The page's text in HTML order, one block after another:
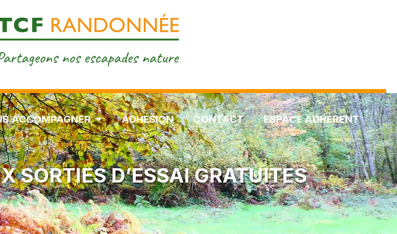
ACCOMPAGNER ADHÉSION CONTACT ESPACE ADHÉRENT
SORTIES D’ESSAI GRATUITES